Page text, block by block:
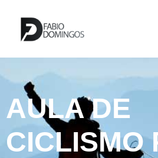
AULA DE
CICLISMO